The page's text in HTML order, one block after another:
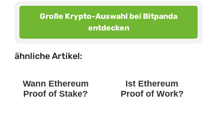
Große Krypto-Auswahl bei Bitpanda
entdecken
ähnliche Artikel:
Wann Ethereum
Proof of Stake?
Ist Ethereum
Proof of Work?